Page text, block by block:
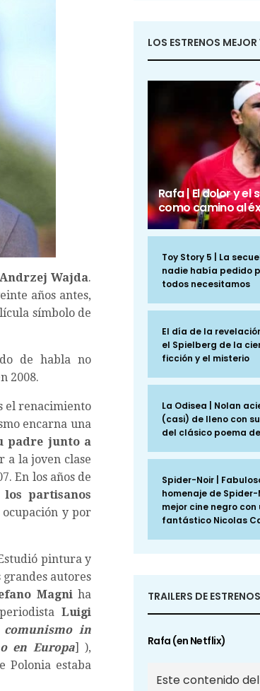
Andrzej Wajda.
años antes,
símbolo de
de habla no
2008.
el renacimiento
encarna una
padre junto a
a la joven clase
En los años de
partisanos
y por
pintura y
grandes autores
Magniha
Luigi
comunismo in
en Europa] ),
Polonia estaba
LOS ESTRENOS
Rafa | El dolor y el
como camino al
Toy Story 5 | La
nadie había pedido
todos necesitamos
El día de la
el Spielberg de la
ficción y el misterio
La Odisea | Nolan
(casi) de lleno con
del clásico poema
Spider-Noir |
homenaje de Spider-
mejor cine negro con
fantástico Nicolas
TRAILERS DE
Rafa (en Netflix)
Este contenido